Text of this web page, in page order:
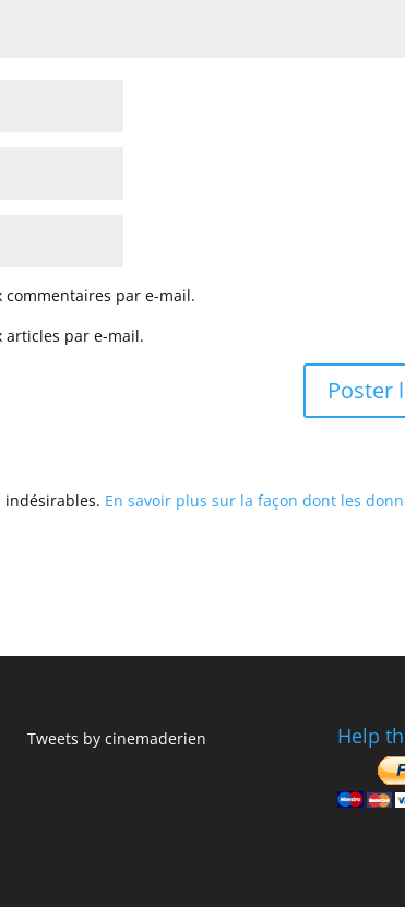
commentaires par e-mail.
articles par e-mail.
indésirables. En savoir plus sur la façon dont les
Tweets by cinemaderien Help